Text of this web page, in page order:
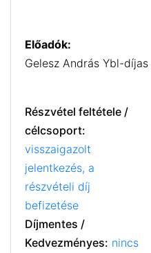
Előadók:
Gelesz András Ybl-
Részvétel feltétele /
célcsoport:
visszaigazolt
jelentkezés, a
részvételi díj
befizetése
Díjmentes /
Kedvezményes: nincs